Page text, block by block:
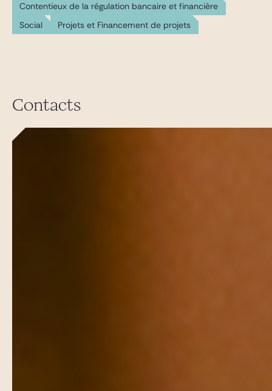
Contentieux de la régulation bancaire et financière
Social
Projets et Financement de projets
Contacts